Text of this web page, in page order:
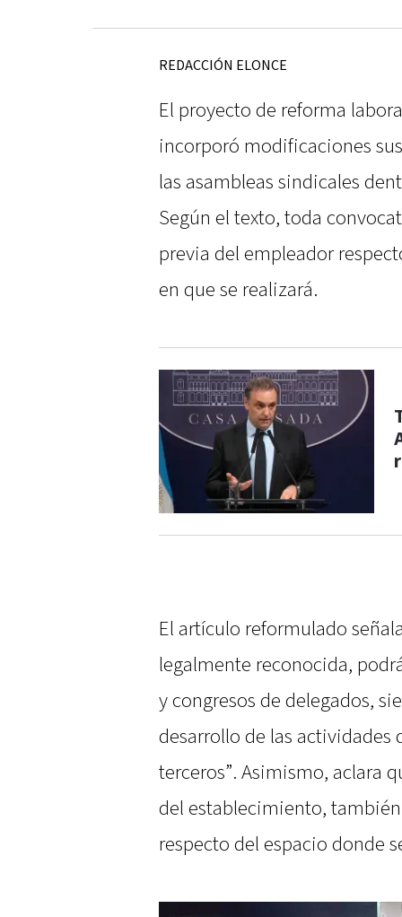
REDACCIÓN ELONCE
El proyecto de reforma
incorporó modificaciones
las asambleas sindicales
Según el texto, toda
previa del empleador
en que se realizará.
El artículo reformulado
legalmente reconocida,
y congresos de delegados,
desarrollo de las actividades
terceros”. Asimismo, aclara
del establecimiento,
respecto del espacio donde